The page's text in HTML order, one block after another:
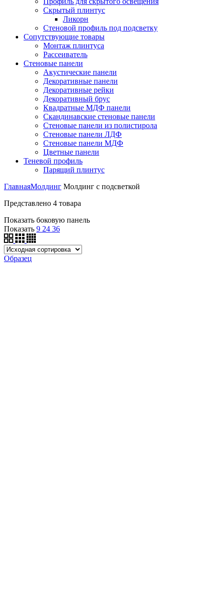
Скрытый плинтус
Ликорн
Стеновой профиль под подсветку
Сопутствующие товары
Монтаж плинтуса
Рассеиватель
Стеновые панели
Акустические панели
Декоративные панели
Декоративные рейки
Декоративный брус
Квадратные МДФ панели
Скандинавские стеновые панели
Стеновые панели из полистирола
Стеновые панели ЛДФ
Стеновые панели МДФ
Цветные панели
Теневой профиль
Парящий плинтус
ГлавнаяМолдинг Молдинг с подсветкой
Представлено 4 товара
Показать боковую панель
Показать 9 24 36
Образец